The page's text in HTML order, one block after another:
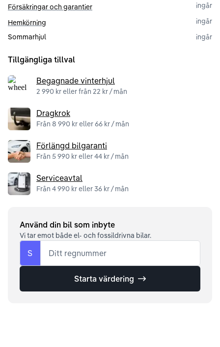
Försäkringar och garantier
ingår
Hemkörning
ingår
Sommarhjul
ingår
Tillgängliga tillval
Begagnade vinterhjul
2 990 kr eller från 22 kr / mån
Dragkrok
Från 8 990 kr eller 66 kr / mån
Förlängd bilgaranti
Från 5 990 kr eller 44 kr / mån
Serviceavtal
Från 4 990 kr eller 36 kr / mån
Använd din bil som inbyte
Vi tar emot både el- och fossildrivna bilar.
S Ditt regnummer
Starta värdering